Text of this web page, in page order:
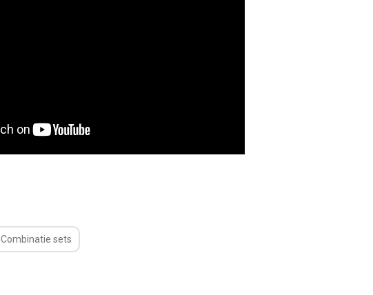
Combinatie sets